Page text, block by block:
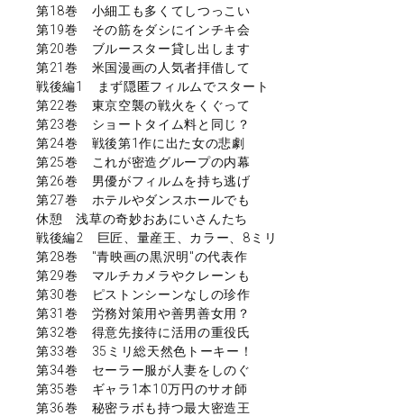
第18巻 小細工も多くてしつっこい
第19巻 その筋をダシにインチキ会
第20巻 ブルースター貸し出します
第21巻 米国漫画の人気者拝借して
戦後編1 まず隠匿フィルムでスタート
第22巻 東京空襲の戦火をくぐって
第23巻 ショートタイム料と同じ？
第24巻 戦後第1作に出た女の悲劇
第25巻 これが密造グループの内幕
第26巻 男優がフィルムを持ち逃げ
第27巻 ホテルやダンスホールでも
休憩 浅草の奇妙おあにいさんたち
戦後編2 巨匠、量産王、カラー、8ミリ
第28巻 "青映画の黒沢明"の代表作
第29巻 マルチカメラやクレーンも
第30巻 ピストンシーンなしの珍作
第31巻 労務対策用や善男善女用？
第32巻 得意先接待に活用の重役氏
第33巻 35ミリ総天然色トーキー！
第34巻 セーラー服が人妻をしのぐ
第35巻 ギャラ1本10万円のサオ師
第36巻 秘密ラボも持つ最大密造王